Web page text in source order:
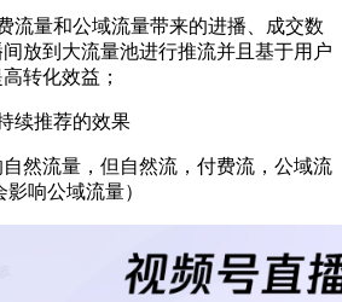
流量和公域流量带来的进播、成交数
放到大流量池进行推流并且基于用户
转化效益；
续推荐的效果
自然流量，但自然流，付费流，公域流
响公域流量）